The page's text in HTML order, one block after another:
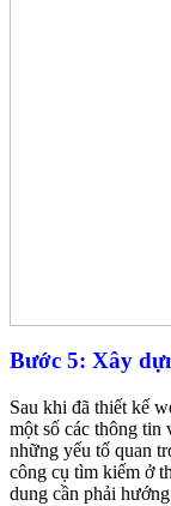
Bước 5: Xây
Sau khi đã thiết kế
một số các thông tin
những yếu tố quan
công cụ tìm kiếm ở
dung cần phải